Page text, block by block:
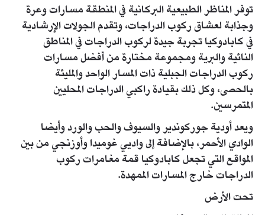
توفر المناظر الطبيعية البركانية في المنطقة مسارات وعرة
وجذابة لعشاق ركوب الدراجات، وتقدم الجولات الإرشادية
في كابادوكيا تجربة جيدة لركوب الدراجات في المناطق
النائية والبرية ومجموعة مختارة من أفضل مسارات
ركوب الدراجات الجبلية ذات المسار الواحد والمليئة
بالحصى، وكل ذلك بقيادة راكبي الدراجات المحليين
المتمرسين.
ويعد أودية جوركوندير والسيوف والحب والورد وأيضا
الوادي الأحمر، بالإضافة إلى واديي غوميدا وأوزنجي من بين
المواقع التي تجعل كابادوكيا قمة مغامرات ركوب
الدراجات خارج المسارات الممهدة.
تحت الأرض